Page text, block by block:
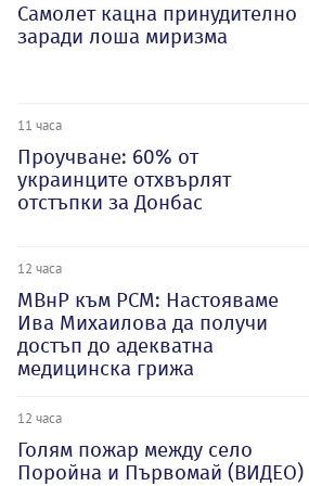
Самолет кацна принудително
заради лоша миризма
11 часа
Проучване: 60% от
украинците отхвърлят
отстъпки за Донбас
12 часа
МВнР към РСМ: Настояваме
Ива Михаилова да получи
достъп до адекватна
медицинска грижа
12 часа
Голям пожар между село
Поройна и Първомай (ВИДЕО)